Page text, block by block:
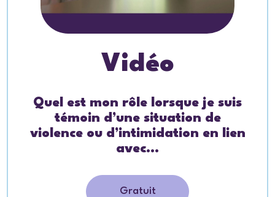
Vidéo
Quel est mon rôle lorsque je suis
témoin d’une situation de
violence ou d’intimidation en lien
avec...
Gratuit